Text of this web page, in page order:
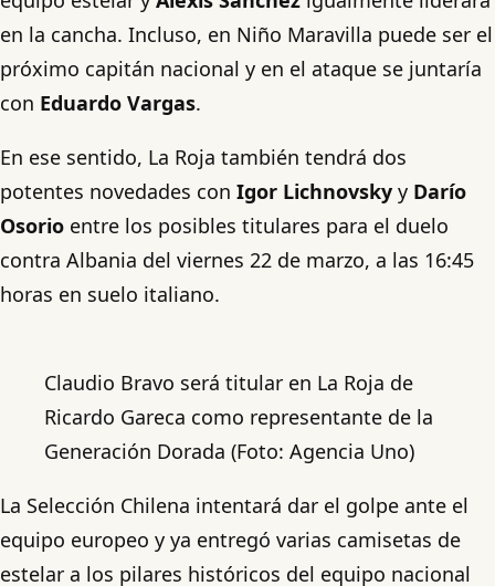
en la cancha. Incluso, en Niño Maravilla puede ser el
próximo capitán nacional y en el ataque se juntaría
con Eduardo Vargas.
En ese sentido, La Roja también tendrá dos
potentes novedades con Igor Lichnovsky y Darío
Osorio entre los posibles titulares para el duelo
contra Albania del viernes 22 de marzo, a las 16:45
horas en suelo italiano.
Claudio Bravo será titular en La Roja de
Ricardo Gareca como representante de la
Generación Dorada (Foto: Agencia Uno)
La Selección Chilena intentará dar el golpe ante el
equipo europeo y ya entregó varias camisetas de
estelar a los pilares históricos del equipo nacional